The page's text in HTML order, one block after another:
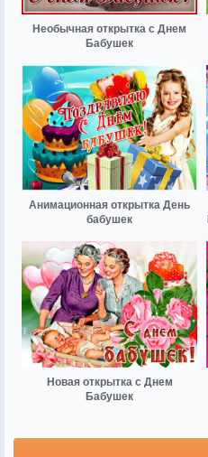
Необычная открытка с Днем
Бабушек
Анимационная открытка День
бабушек
Новая открытка с Днем
Бабушек